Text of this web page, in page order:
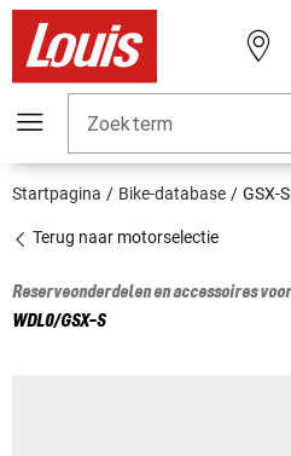
Zoekterm
Startpagina Bike-database GSX-
Terug naar motorselectie
Reserveonderdelen en accessoires
WDL0/GSX-S